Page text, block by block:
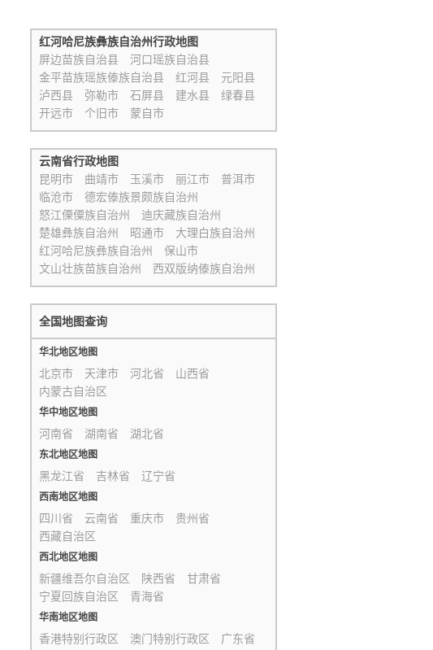
红河哈尼族彝族自治州行政地图
屏边苗族自治县
河口瑶族自治县
金平苗族瑶族傣族自治县
红河县
元阳县
泸西县
弥勒市 石屏县 建水县
绿春县
开远市
个旧市 蒙自市
云南省行政地图
昆明市
曲靖市 玉溪市 丽江市
普洱市
临沧市
德宏傣族景颇族自治州
怒江傈僳族自治州
迪庆藏族自治州
楚雄彝族自治州
昭通市
大理白族自治州
红河哈尼族彝族自治州
保山市
文山壮族苗族自治州
西双版纳傣族自治州
全国地图查询
华北地区地图
北京市 天津市 河北省
山西省
内蒙古自治区
华中地区地图
河南省 湖南省 湖北省
东北地区地图
黑龙江省 吉林省 辽宁省
西南地区地图
四川省 云南省 重庆市
贵州省
西藏自治区
西北地区地图
新疆维吾尔自治区 陕西省
甘肃省
宁夏回族自治区
青海省
华南地区地图
香港特别行政区 澳门特别行政区
广东省